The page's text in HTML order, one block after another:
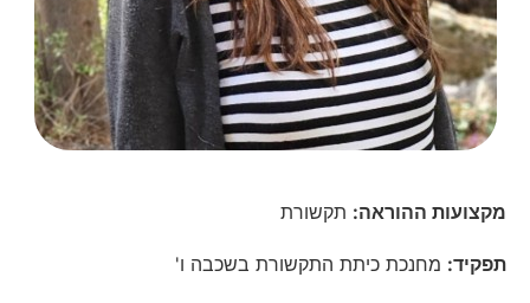
מקצועות ההוראה: תקשורת
תפקיד: מחנכת כיתת התקשורת בשכבה ו'